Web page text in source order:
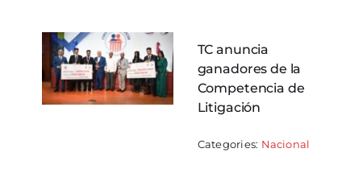
TC anuncia
ganadores de la
Competencia de
Litigación
Categories: Nacional